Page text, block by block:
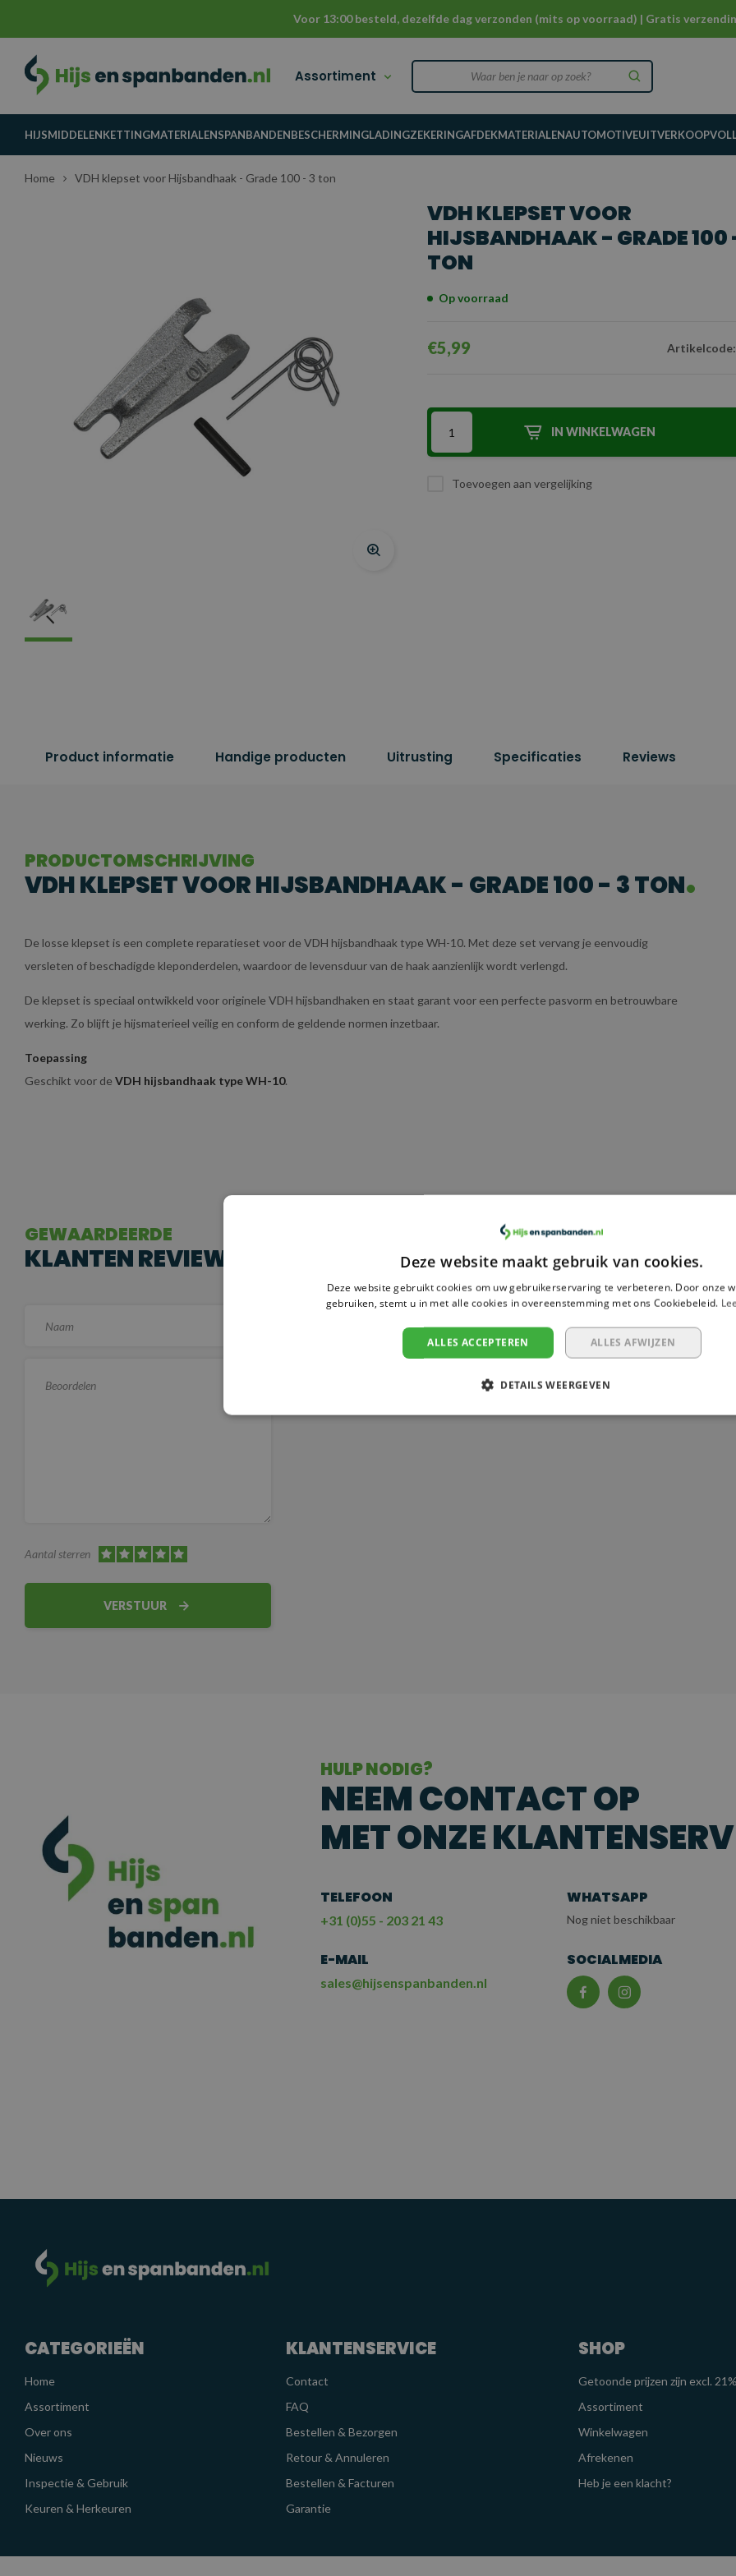
Voor 13:00 besteld, dezelfde dag verzonden (mits op voorraad) | Gratis
Assortiment
HIJSMIDDELENKETTINGMATERIALENSPANBANDENBESCHERMINGLADINGZEKERINGAFDEKMATERIALENAUTOMOTIVEUITVERKOOP
Home VDH klepset voor Hijsbandhaak - Grade 100 - 3 ton
VDH KLEPSET VOOR
HIJSBANDHAAK - GRADE 100
TON
Op voorraad
€5,99 Artikelcode:
IN WINKELWAGEN
Toevoegen aan vergelijking
Product informatie Handige producten Uitrusting Specificaties Reviews
PRODUCTOMSCHRIJVING
VDH KLEPSET VOOR HIJSBANDHAAK - GRADE 100 - 3 TON
De losse klepset is een complete reparatieset voor de VDH hijsbandhaak type WH-10. Met deze set vervang je eenvoudig
versleten of beschadigde kleponderdelen, waardoor de levensduur van de haak aanzienlijk wordt verlengd.
De klepset is speciaal ontwikkeld voor originele VDH hijsbandhaken en staat garant voor een perfecte pasvorm en betrouwbare
werking. Zo blijft je hijsmaterieel veilig en conform de geldende normen inzetbaar.
Toepassing
Geschikt voor de VDH hijsbandhaak type WH-10.
GEWAARDEERDE
KLANTEN REVIEWS
Aantal sterren
VERSTUUR
HULP NODIG?
NEEM CONTACT OP
MET ONZE
TELEFOON
+31 (0)55 - 203 21 43
WHATSAPP
Nog niet beschikbaar
E-MAIL
sales@hijsenspanbanden.nl
SOCIALMEDIA
CATEGORIEËN
Home
Assortiment
Over ons
Nieuws
Inspectie & Gebruik
Keuren & Herkeuren
KLANTENSERVICE
Contact
FAQ
Bestellen & Bezorgen
Retour & Annuleren
Bestellen & Facturen
Garantie
SHOP
Getoonde prijzen zijn excl.
Assortiment
Winkelwagen
Afrekenen
Heb je een klacht?
Deze website maakt gebruik van cookies.
Deze website gebruikt cookies om uw gebruikerservaring te verbeteren. Door onze
gebruiken, stemt u in met alle cookies in overeenstemming met ons Cookiebeleid.
ALLES ACCEPTEREN ALLES AFWIJZEN
DETAILS WEERGEVEN